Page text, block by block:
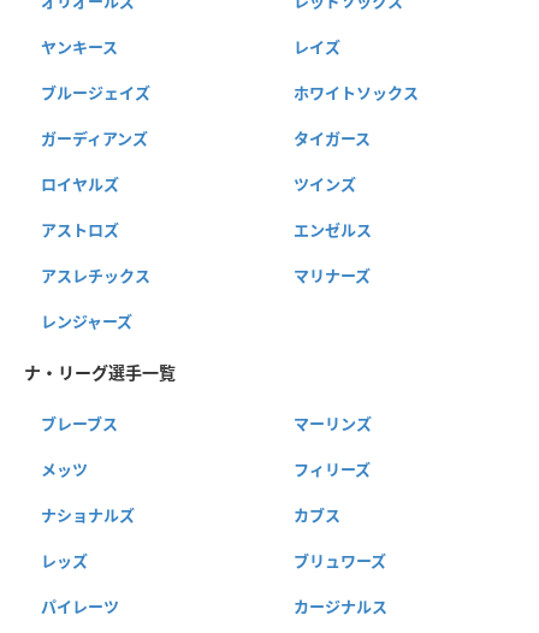
ヤンキース レイズ
ブルージェイズ ホワイトソックス
ガーディアンズ タイガース
ロイヤルズ ツインズ
アストロズ エンゼルス
アスレチックス マリナーズ
レンジャーズ
ナ・リーグ選手一覧
ブレーブス マーリンズ
メッツ フィリーズ
ナショナルズ カブス
レッズ ブリュワーズ
パイレーツ カージナルス